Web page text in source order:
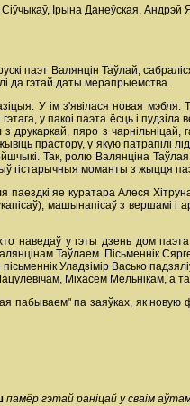
Ірына Данеўская, Андрэй
Валянцін Таўлай,
да гэтай даты мерапрыемства.
У ім з'явілася новая мэбля.
у пакоі паэта ёсць і
друкаркай, пяро з
прастору, у якую патрапілі
Так, ролю Валянціна
гістарычныя моманты з жыцця
яе куратара Алеся
машынапісаў з вершамі
наведаў у гэты дзень дом
Таўлаем. Пісьменнік
Уладзімір Васько
Міхасём Мельнікам, а
пабываем" па заяўках, як
памёр гэтай раніцай у сваім